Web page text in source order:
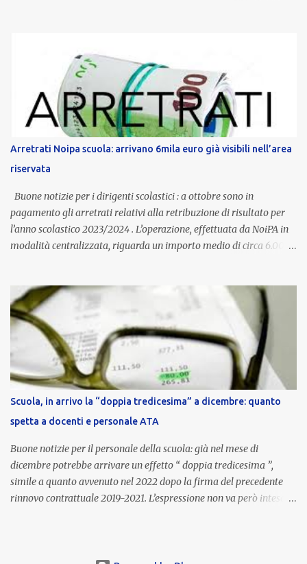
dedicato alle donne vittime di violenza di genere, in linea con la
normativa nazionale e con l’obiettivo di offrire maggiore tutela e
supporto in situazioni delicate. L’indennità provinciale per i docenti
è un unicum in Italia: si tratta di una misura esclusiva della
Provincia autonoma di Bolzano, che integra in maniera stabile lo
stipendio nazionale grazie alle prerogative garantite
dall’autonomia locale. Non è un bonus temporaneo né un
compenso accessorio, ma una voce strutturale di retribuzione,
aggiornata periodicamente in base al cost...
Arretrati Noipa scuola: arrivano 6mila euro già visibili nell’area
riservata
Buone notizie per i dirigenti scolastici : a ottobre sono in
pagamento gli arretrati relativi alla retribuzione di risultato per
l’anno scolastico 2023/2024 . L’operazione, effettuata da NoiPA in
modalità centralizzata, riguarda un importo medio di circa 6.000
ordinaria di ottobre . Cos’è la retribuzione di risultato La
retribuzione di risultato rappresenta la parte variabile dello
stipendio dei dirigenti scolastici. Viene corrisposta per valorizzare
la qualità dell’attività svolta, la gestione delle risorse e il
raggiungimento degli obiettivi fissati dal Ministero dell’Istruzione
e del Merito (MIM) . Per l’anno scolastico 2023/2024, il MIM ha
completato la procedura di valutazione e trasmesso i dati a NoiPA,
che ha poi disposto la liquidazione automatica in busta paga . Gli
importi e le trattenute L’importo medio lordo riconosciuto è di 6....
Scuola, in arrivo la “doppia tredicesima” a dicembre: quanto
spetta a docenti e personale ATA
Buone notizie per il personale della scuola: già nel mese di
dicembre potrebbe arrivare un effetto “ doppia tredicesima ”,
simile a quanto avvenuto nel 2022 dopo la firma del precedente
rinnovo contrattuale 2019-2021. L’espressione non va però intesa in